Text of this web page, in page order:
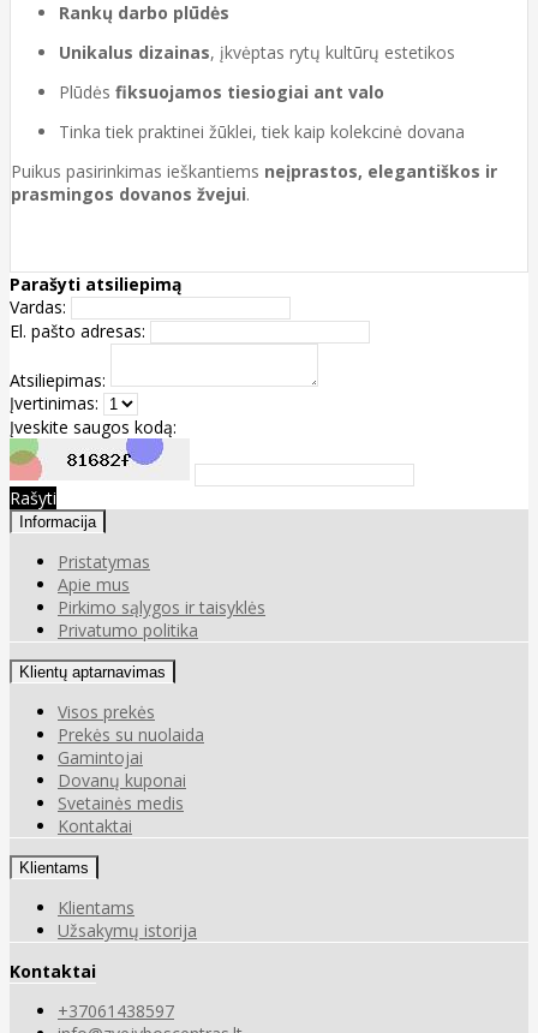
Rankų darbo plūdės
Unikalus dizainas, įkvėptas rytų kultūrų estetikos
Plūdės fiksuojamos tiesiogiai ant valo
Tinka tiek praktinei žūklei, tiek kaip kolekcinė dovana
Puikus pasirinkimas ieškantiems neįprastos, elegantiškos ir
prasmingos dovanos žvejui.
Parašyti atsiliepimą
Vardas:
El. pašto adresas:
Atsiliepimas:
Įvertinimas:
Įveskite saugos kodą:
Rašyti
Informacija
Pristatymas
Apie mus
Pirkimo sąlygos ir taisyklės
Privatumo politika
Klientų aptarnavimas
Visos prekės
Prekės su nuolaida
Gamintojai
Dovanų kuponai
Svetainės medis
Kontaktai
Klientams
Klientams
Užsakymų istorija
Kontaktai
+37061438597